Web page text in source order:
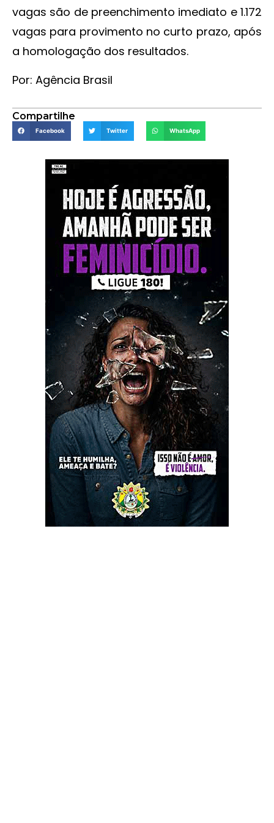
vagas são de preenchimento imediato e 1.172
vagas para provimento no curto prazo, após
a homologação dos resultados.
Por: Agência Brasil
Compartilhe
Facebook Twitter WhatsApp